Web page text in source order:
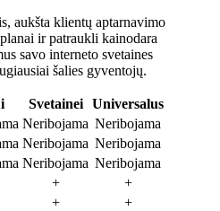
aukšta klientų aptarnavimo
ir patraukli kainodara
savo interneto svetaines
šalies gyventojų.
Svetainei
Universalus
Neribojama Neribojama
Neribojama Neribojama
Neribojama Neribojama
+
+
+
+